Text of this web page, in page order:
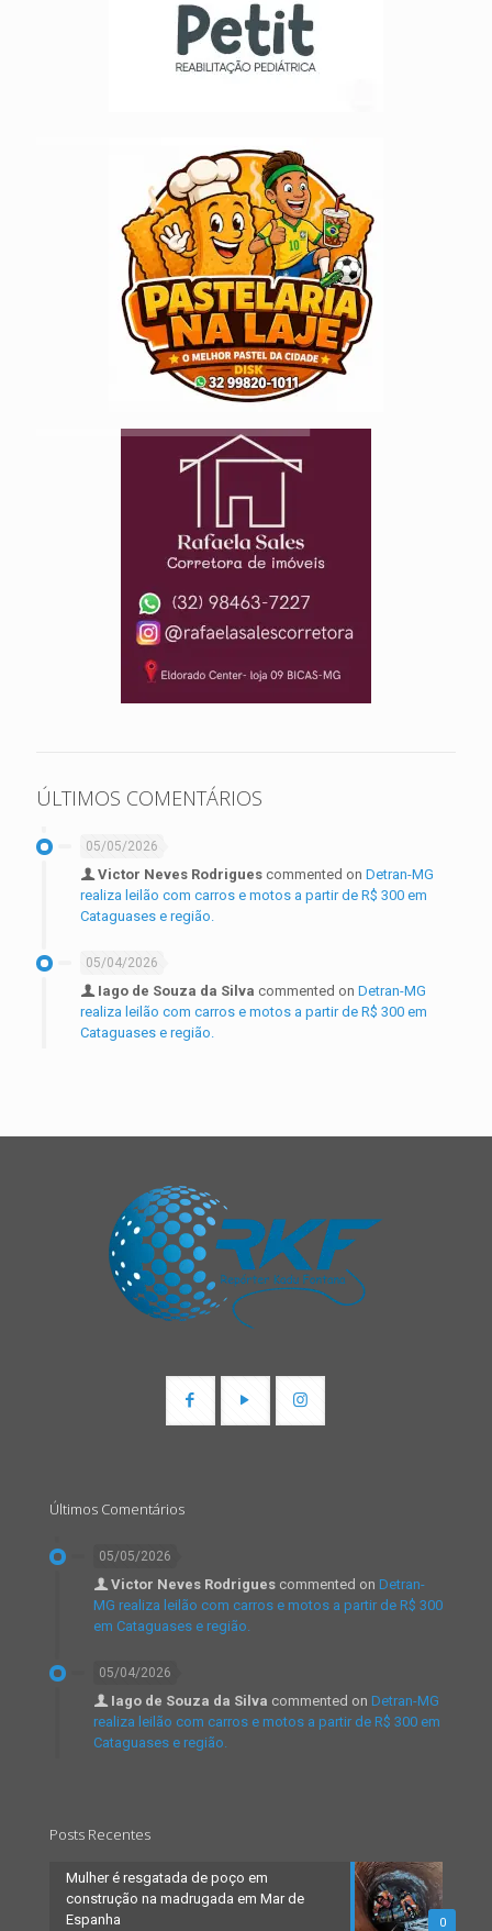
ÚLTIMOS COMENTÁRIOS
05/05/2026
Victor Neves Rodrigues commented on Detran-MG
realiza leilão com carros e motos a partir de R$ 300 em
Cataguases e região.
05/04/2026
Iago de Souza da Silva commented on Detran-MG
realiza leilão com carros e motos a partir de R$ 300 em
Cataguases e região.
Últimos Comentários
05/05/2026
Victor Neves Rodrigues commented on Detran-
MG realiza leilão com carros e motos a partir de R$ 300
em Cataguases e região.
05/04/2026
Iago de Souza da Silva commented on Detran-MG
realiza leilão com carros e motos a partir de R$ 300 em
Cataguases e região.
Posts Recentes
0
Mulher é resgatada de poço em
construção na madrugada em Mar de
Espanha